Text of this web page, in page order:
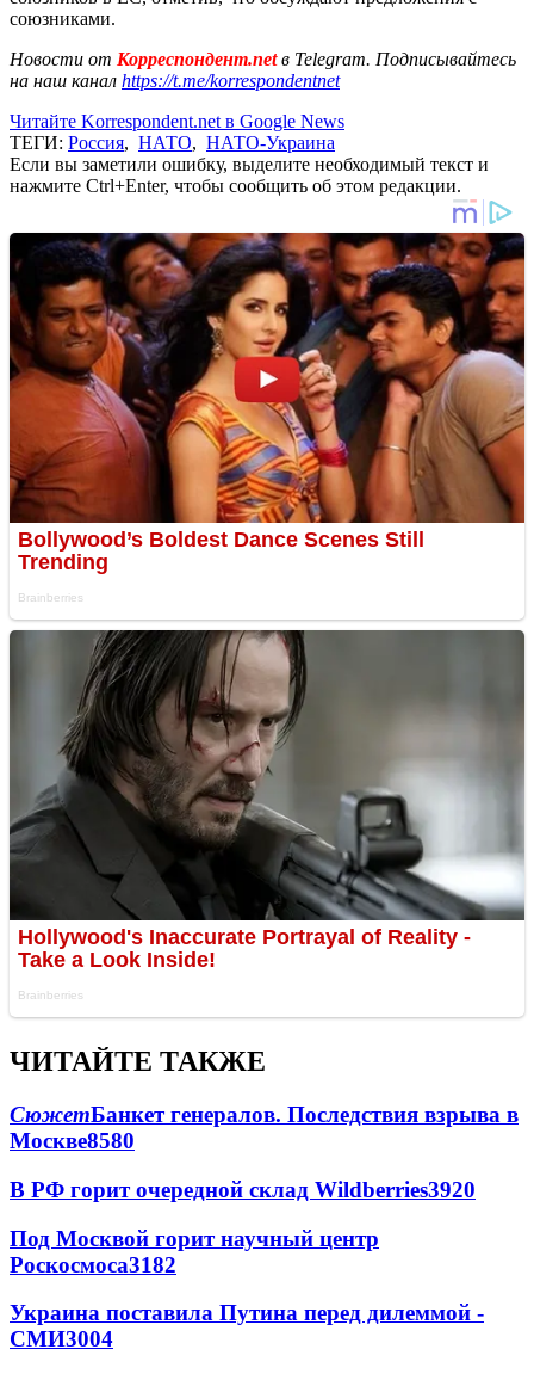
союзниками.
Новости от Корреспондент.netв Telegram. Подписывайтесь
на наш канал https://t.me/korrespondentnet
Читайте Korrespondent.net в Google News
ТЕГИ: Россия, НАТО, НАТО-Украина
Если вы заметили ошибку, выделите необходимый текст и
нажмите Ctrl+Enter, чтобы сообщить об этом редакции.
ЧИТАЙТЕ ТАКЖЕ
СюжетБанкет генералов. Последствия взрыва в
Москве8580
В РФ горит очередной склад Wildberries3920
Под Москвой горит научный центр
Роскосмоса3182
Украина поставила Путина перед дилеммой -
СМИ3004